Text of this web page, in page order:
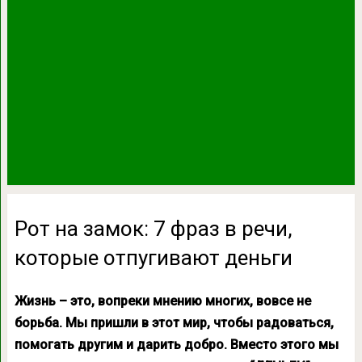
Рот на замок: 7 фраз в речи,
которые отпугивают деньги
Жизнь – это, вопреки мнению многих, вовсе не
борьба. Мы пришли в этот мир, чтобы радоваться,
помогать другим и дарить добро. Вместо этого мы